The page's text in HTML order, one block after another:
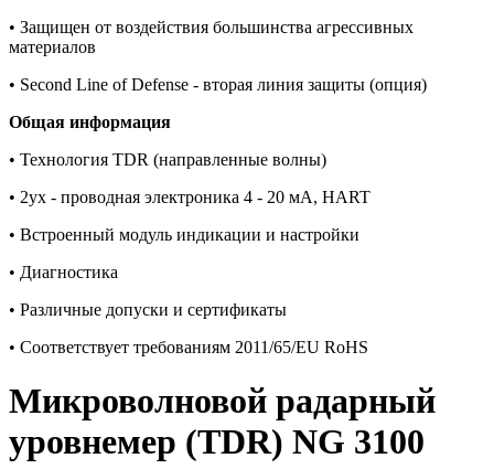
• Защищен от воздействия большинства агрессивных
материалов
• Second Line of Defense - вторая линия защиты (опция)
Общая информация
• Технология TDR (направленные волны)
• 2ух - проводная электроника 4 - 20 мA, HART
• Встроенный модуль индикации и настройки
• Диагностика
• Различные допуски и сертификаты
• Соответствует требованиям 2011/65/EU RoHS
Микроволновой радарный
уровнемер (TDR) NG 3100